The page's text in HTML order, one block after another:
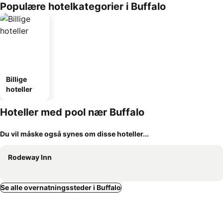
Populære hotelkategorier i Buffalo
Billige
hoteller
Hoteller med pool nær Buffalo
Du vil måske også synes om disse hoteller...
Rodeway Inn
Se alle overnatningssteder i Buffalo